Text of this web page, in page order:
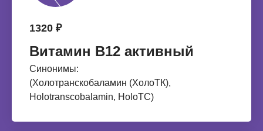
1320 ₽
Витамин В12 активный
Синонимы:
(Холотранскобаламин (ХолоТК),
Holotranscobalamin, HoloTC)